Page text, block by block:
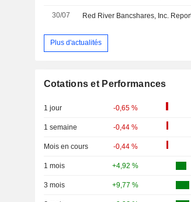
30/07 Red River Bancshares, Inc.
Plus d'actualités
Cotations et Performances
1 jour -0,65 %
1 semaine -0,44 %
Mois en cours -0,44 %
1 mois +4,92 %
3 mois +9,77 %